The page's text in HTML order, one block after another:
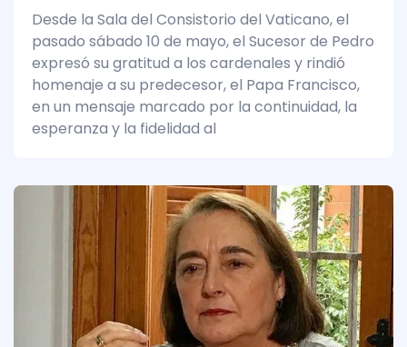
Desde la Sala del Consistorio del Vaticano, el
pasado sábado 10 de mayo, el Sucesor de Pedro
expresó su gratitud a los cardenales y rindió
homenaje a su predecesor, el Papa Francisco,
en un mensaje marcado por la continuidad, la
esperanza y la fidelidad al